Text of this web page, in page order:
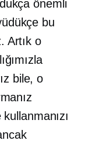
önemli
bu
Artık o
bile, o